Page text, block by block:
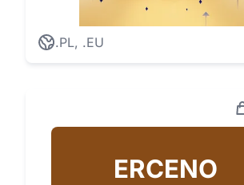
.PL, .EU
ERCENO